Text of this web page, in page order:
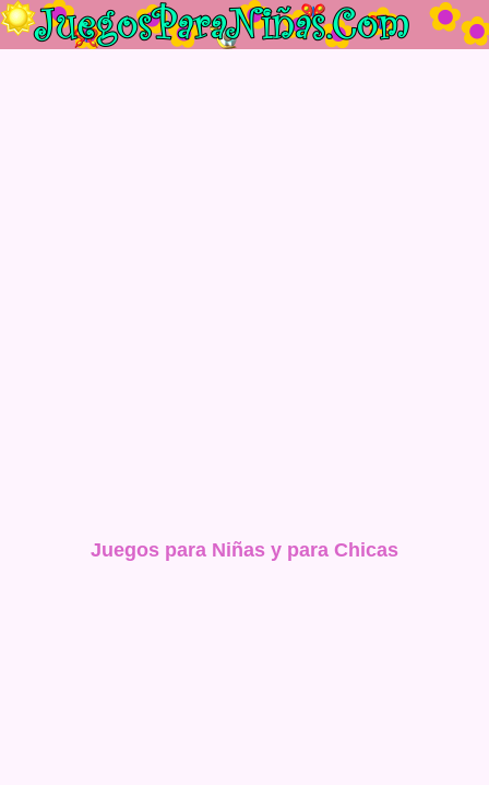
Juegos para Niñas y para Chicas